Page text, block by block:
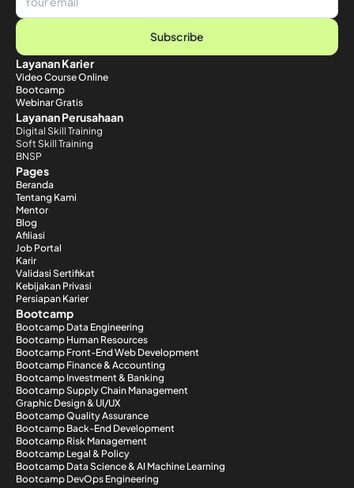
Subscribe
Layanan Karier
Video Course Online
Bootcamp
Webinar Gratis
Layanan Perusahaan
Digital Skill Training
Soft Skill Training
BNSP
Pages
Beranda
Tentang Kami
Mentor
Blog
Afiliasi
Job Portal
Karir
Validasi Sertifikat
Kebijakan Privasi
Persiapan Karier
Bootcamp
Bootcamp Data Engineering
Bootcamp Human Resources
Bootcamp Front-End Web Development
Bootcamp Finance & Accounting
Bootcamp Investment & Banking
Bootcamp Supply Chain Management
Graphic Design & UI/UX
Bootcamp Quality Assurance
Bootcamp Back-End Development
Bootcamp Risk Management
Bootcamp Legal & Policy
Bootcamp Data Science & AI Machine Learning
Bootcamp DevOps Engineering